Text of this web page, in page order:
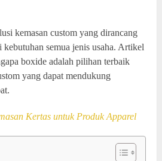
kemasan custom yang dirancang
semua jenis usaha. Artikel
boxide adalah pilihan terbaik
yang dapat mendukung
Kertas untuk Produk Apparel